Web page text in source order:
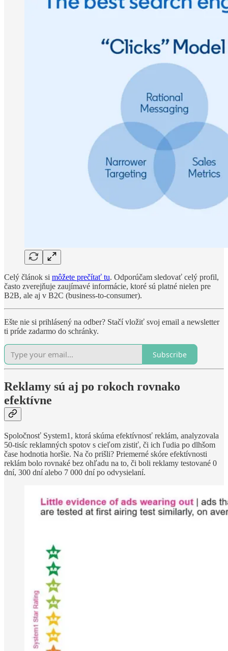
Celý článok si môžete prečítať tu. Odporúčam sledovať celý profil,
často zverejňuje zaujímavé informácie, ktoré sú platné nielen pre
B2B, ale aj v B2C (business-to-consumer).
Ešte nie si prihlásený na odber? Stačí vložiť svoj email a newsletter
ti príde zadarmo do schránky.
Subscribe
Reklamy sú aj po rokoch rovnako
efektívne
Spoločnosť System1, ktorá skúma efektívnosť reklám, analyzovala
50-tisíc reklamných spotov s cieľom zistiť, či ich ľudia po dlhšom
čase hodnotia horšie. Na čo prišli? Priemerné skóre efektívnosti
reklám bolo rovnaké bez ohľadu na to, či boli reklamy testované 0
dní, 300 dní alebo 7 000 dní po odvysielaní.